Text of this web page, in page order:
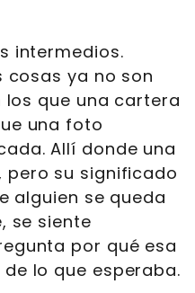
intermedios.
cosas ya no son
los que una cartera
una foto
Allí donde una
pero su significado
alguien se queda
se siente
por qué esa
lo que esperaba.